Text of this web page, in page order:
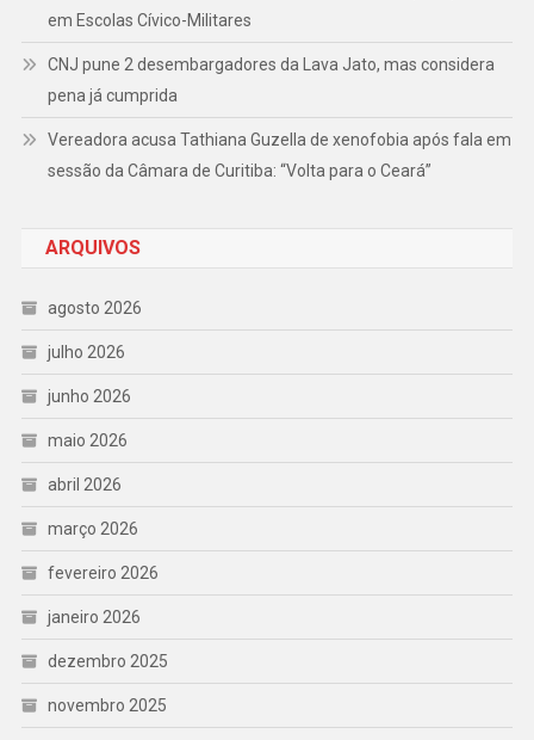
em Escolas Cívico-Militares
CNJ pune 2 desembargadores da Lava Jato, mas considera
pena já cumprida
Vereadora acusa Tathiana Guzella de xenofobia após fala em
sessão da Câmara de Curitiba: “Volta para o Ceará”
ARQUIVOS
agosto 2026
julho 2026
junho 2026
maio 2026
abril 2026
março 2026
fevereiro 2026
janeiro 2026
dezembro 2025
novembro 2025